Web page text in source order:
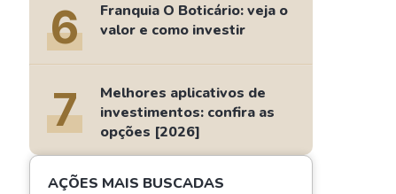
6
Franquia O Boticário: veja o
valor e como investir
7
Melhores aplicativos de
investimentos: confira as
opções [2026]
AÇÕES MAIS BUSCADAS